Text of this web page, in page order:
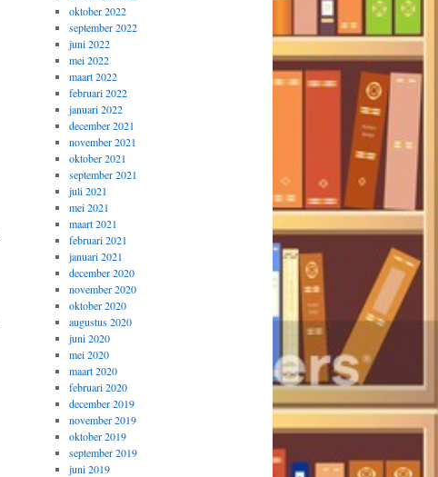
oktober 2022
september 2022
juni 2022
mei 2022
maart 2022
februari 2022
januari 2022
december 2021
november 2021
oktober 2021
september 2021
juli 2021
mei 2021
maart 2021
februari 2021
januari 2021
december 2020
november 2020
oktober 2020
augustus 2020
juni 2020
mei 2020
maart 2020
februari 2020
december 2019
november 2019
oktober 2019
september 2019
juni 2019